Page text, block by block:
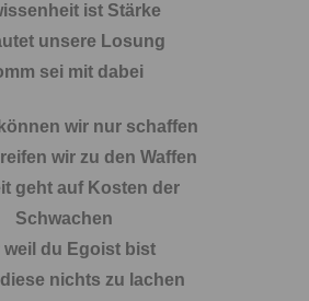
ist Stärke
unsere Losung
sei mit dabei
wir nur schaffen
wir zu den Waffen
geht auf Kosten der
Schwachen
weil du Egoist bist
nichts zu lachen